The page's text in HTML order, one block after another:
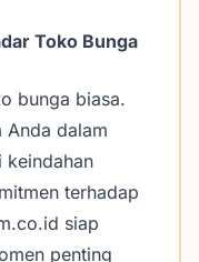
Toko Bunga
bunga biasa.
Anda dalam
keindahan
terhadap
siap
penting